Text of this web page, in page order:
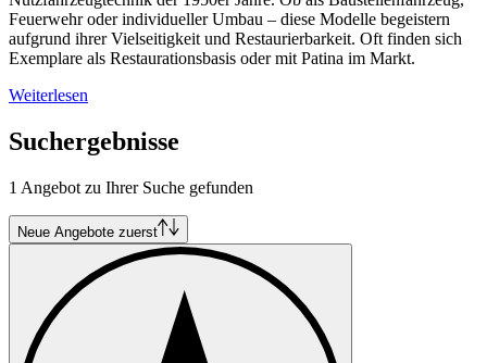
Feuerwehr oder individueller Umbau – diese Modelle begeistern
aufgrund ihrer Vielseitigkeit und Restaurierbarkeit. Oft finden sich
Exemplare als Restaurationsbasis oder mit Patina im Markt.
Weiterlesen
Suchergebnisse
1 Angebot zu Ihrer Suche gefunden
Neue Angebote zuerst